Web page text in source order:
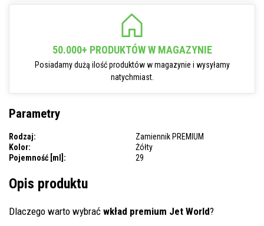
50.000+ PRODUKTÓW W MAGAZYNIE
Posiadamy dużą ilość produktów w magazynie i wysyłamy
natychmiast.
Parametry
Rodzaj:
Zamiennik PREMIUM
Kolor:
Żółty
Pojemność [ml]:
29
Opis produktu
Dlaczego warto wybrać wkład premium Jet World?